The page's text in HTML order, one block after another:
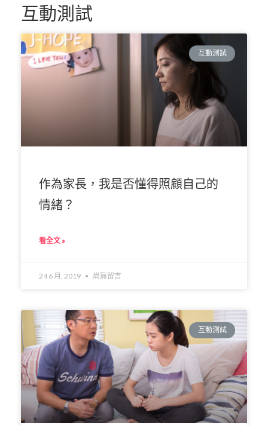
互動測試
互動測試
作為家長，我是否懂得照顧自己的
情緒？
看全文 »
24 6 月, 2019 尚無留言
互動測試